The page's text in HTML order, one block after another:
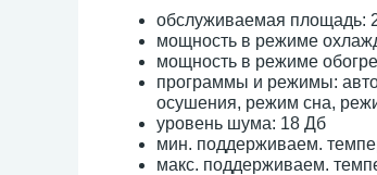
обслуживаемая площадь:
мощность в режиме
мощность в режиме
программы и режимы:
осушения, режим сна,
уровень шума: 18 Дб
мин. поддерживаем.
макс. поддерживаем.